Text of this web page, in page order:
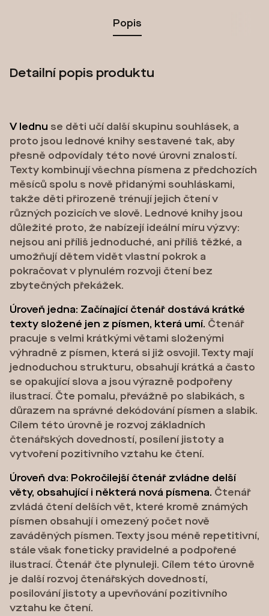
Popis
Detailní popis produktu
V lednu se děti učí další skupinu souhlásek, a
proto jsou lednové knihy sestavené tak, aby
přesně odpovídaly této nové úrovni znalostí.
Texty kombinují všechna písmena z předchozích
měsíců spolu s nově přidanými souhláskami,
takže děti přirozeně trénují jejich čtení v
různých pozicích ve slově. Lednové knihy jsou
důležité proto, že nabízejí ideální míru výzvy:
nejsou ani příliš jednoduché, ani příliš těžké, a
umožňují dětem vidět vlastní pokrok a
pokračovat v plynulém rozvoji čtení bez
zbytečných překážek.
Úroveň jedna: Začínající čtenář dostává krátké
texty složené jen z písmen, která umí. Čtenář
pracuje s velmi krátkými větami složenými
výhradně z písmen, která si již osvojil. Texty mají
jednoduchou strukturu, obsahují krátká a často
se opakující slova a jsou výrazně podpořeny
ilustrací. Čte pomalu, převážně po slabikách, s
důrazem na správné dekódování písmen a slabik.
Cílem této úrovně je rozvoj základních
čtenářských dovedností, posílení jistoty a
vytvoření pozitivního vztahu ke čtení.
Úroveň dva: Pokročilejší čtenář zvládne delší
věty, obsahující i některá nová písmena. Čtenář
zvládá čtení delších vět, které kromě známých
písmen obsahují i omezený počet nově
zaváděných písmen. Texty jsou méně repetitivní,
stále však foneticky pravidelné a podpořené
ilustrací. Čtenář čte plynuleji. Cílem této úrovně
je další rozvoj čtenářských dovedností,
posilování jistoty a upevňování pozitivního
vztahu ke čtení.